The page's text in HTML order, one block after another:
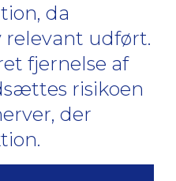
da
relevant udført.
fjernelse af
risikoen
der